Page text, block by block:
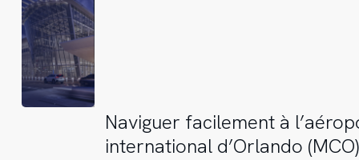
Naviguer
facilement
Naviguer facilement à
international d’Orlando (MCO)